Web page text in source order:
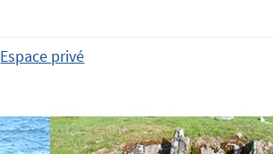
Espace privé